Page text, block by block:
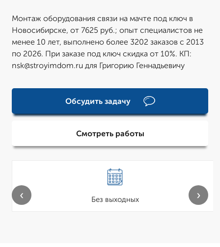
Монтаж оборудования связи на мачте под ключ в
Новосибирске, от 7625 руб.; опыт специалистов не
менее 10 лет, выполнено более 3202 заказов с 2013
по 2026. При заказе под ключ скидка от 10%. КП:
nsk@stroyimdom.ru для Григорию Геннадьевичу
Обсудить задачу
Смотреть работы
Без выходных
‹ ›